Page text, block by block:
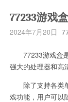
77233游戏
2024年7月20日
77233游戏盒是
强大的处理器和高
除了支持各类单
戏功能，用户可以